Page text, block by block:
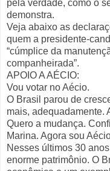
pela verdade, como o
demonstra.
Veja abaixo as
quem a presidente-
“cúmplice da
companheirada”.
APOIO A AÉCIO:
Vou votar no Aécio.
O Brasil parou de
mais, adequadamente.
Quero a mudança.
Marina. Agora sou
Nesses últimos 30
enorme patrimônio. O